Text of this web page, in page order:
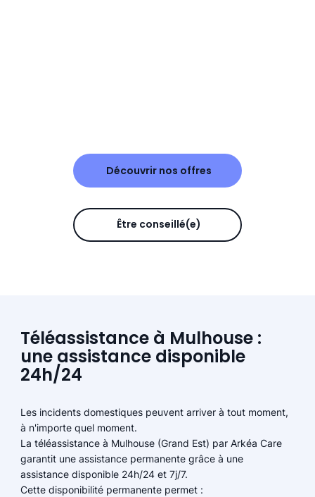
Découvrir nos offres
Être conseillé(e)
Téléassistance à Mulhouse :
une assistance disponible
24h/24
Les incidents domestiques peuvent arriver à tout moment,
à n'importe quel moment.
La téléassistance à Mulhouse (Grand Est) par Arkéa Care
garantit une assistance permanente grâce à une
assistance disponible 24h/24 et 7j/7.
Cette disponibilité permanente permet :